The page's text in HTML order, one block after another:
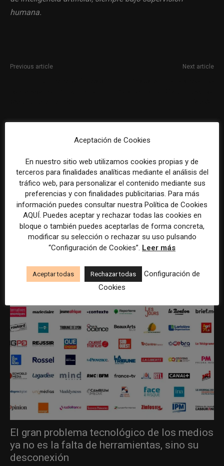
humana.
Previous article Next article
REDACCIÓN
ÚLTIMOS ARTÍCULOS
El gran problema tecnológico de los medios
ya no es la falta de herramientas, sino su
desconexión
Aceptación de Cookies
En nuestro sitio web utilizamos cookies propias y de
terceros para finalidades analíticas mediante el análisis del
tráfico web, para personalizar el contenido mediante sus
preferencias y con finalidades publicitarias. Para más
información puedes consultar nuestra Política de Cookies
AQUÍ. Puedes aceptar y rechazar todas las cookies en
bloque o también puedes aceptarlas de forma concreta,
modificar su selección o rechazar su uso pulsando
“Configuración de Cookies”. Leer más
Aceptar todas Rechazar todas
Configuración de
Cookies